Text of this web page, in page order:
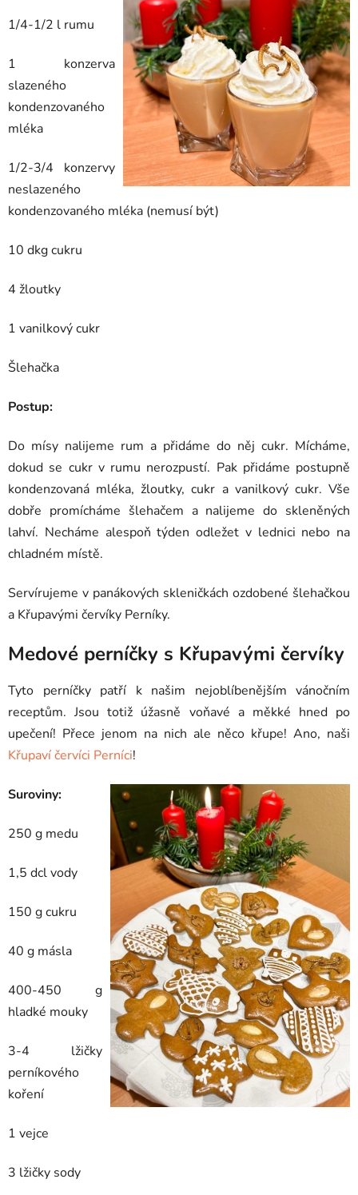
1/4-1/2 l rumu
1 konzerva
slazeného
kondenzovaného
mléka
1/2-3/4 konzervy
neslazeného
kondenzovaného mléka (nemusí být)
10 dkg cukru
4 žloutky
1 vanilkový cukr
Šlehačka
Postup:
Do mísy nalijeme rum a přidáme do něj cukr. Mícháme,
dokud se cukr v rumu nerozpustí. Pak přidáme postupně
kondenzovaná mléka, žloutky, cukr a vanilkový cukr. Vše
dobře promícháme šlehačem a nalijeme do skleněných
lahví. Necháme alespoň týden odležet v lednici nebo na
chladném místě.
Servírujeme v panákových skleničkách ozdobené šlehačkou
a Křupavými červíky Perníky.
Medové perníčky s Křupavými červíky
Tyto perníčky patří k našim nejoblíbenějším vánočním
receptům. Jsou totiž úžasně voňavé a měkké hned po
upečení! Přece jenom na nich ale něco křupe! Ano, naši
Křupaví červíci Perníci!
Suroviny:
250 g medu
1,5 dcl vody
150 g cukru
40 g másla
400-450 g
hladké mouky
3-4 lžičky
perníkového
koření
1 vejce
3 lžičky sody